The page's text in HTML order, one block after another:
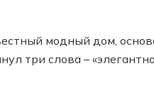
модный дом,
три слова –